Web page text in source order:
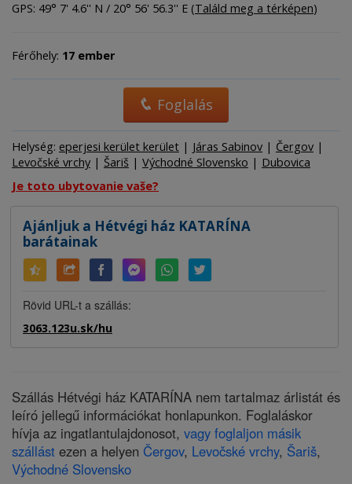
GPS: 49° 7' 4.6'' N / 20° 56' 56.3'' E (Találd meg a térképen)
Férőhely: 17 ember
Foglalás
Helység: eperjesi kerület kerület | Járas Sabinov | Čergov |
Levočské vrchy | Šariš | Východné Slovensko | Dubovica
Je toto ubytovanie vaše?
Ajánljuk a Hétvégi ház KATARÍNA
barátainak
Rövid URL-t a szállás:
3063.123u.sk/hu
Szállás Hétvégi ház KATARÍNA nem tartalmaz árlistát és
leíró jellegű információkat honlapunkon. Foglaláskor
hívja az ingatlantulajdonosot, vagy foglaljon másik
szállást ezen a helyen Čergov, Levočské vrchy, Šariš,
Východné Slovensko